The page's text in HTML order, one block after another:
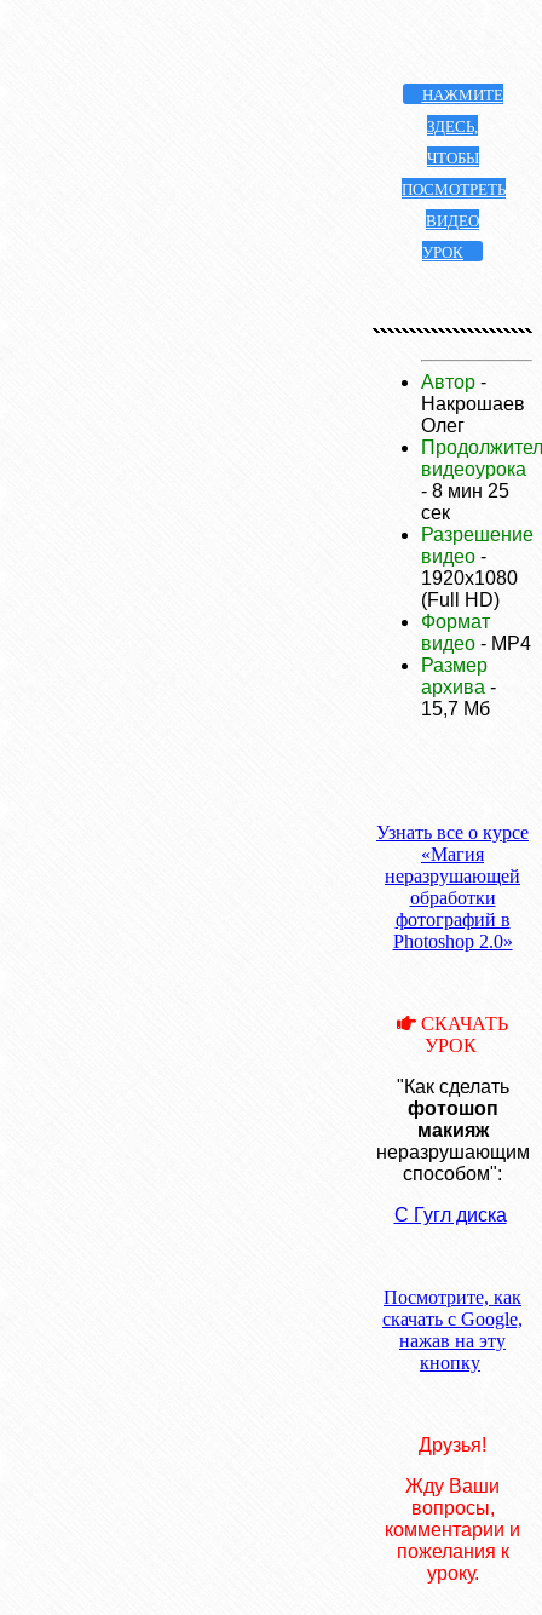
НАЖМИТЕ
ЗДЕСЬ,
ЧТОБЫ
ПОСМОТРЕТЬ
ВИДЕО
УРОК
Автор -
Накрошаев
Олег
видеоурока
- 8 мин 25
сек
Разрешение
видео -
1920х1080
(Full HD)
Формат
видео - MP4
Размер
архива -
15,7 Мб
Узнать все о курсе
«Магия
неразрушающей
обработки
фотографий в
Photoshop 2.0»
СКАЧАТЬ
УРОК
"Как сделать
фотошоп
макияж
неразрушающим
способом":
C Гугл диска
Посмотрите, как
скачать с Google,
нажав на эту
кнопку
Друзья!
Жду Ваши
вопросы,
комментарии и
пожелания к
уроку.